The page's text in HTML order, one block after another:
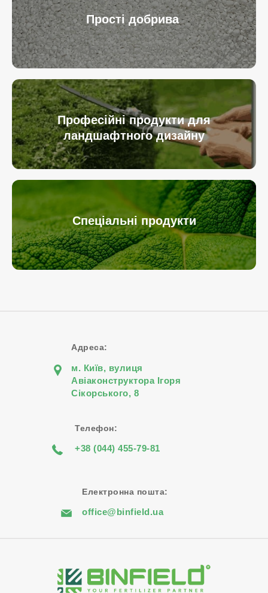
Прості добрива
Професійні продукти для
ландшафтного дизайну
Спеціальні продукти
Адреса:
м. Київ, вулиця
Авіаконструктора Iгоря
Сiкорського, 8
Телефон:
+38 (044) 455-79-81
Електронна пошта:
office@binfield.ua